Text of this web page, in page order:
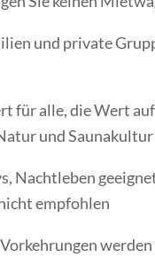
und private
für alle, die Wert
und Saunakultur
Nachtleben
empfohlen